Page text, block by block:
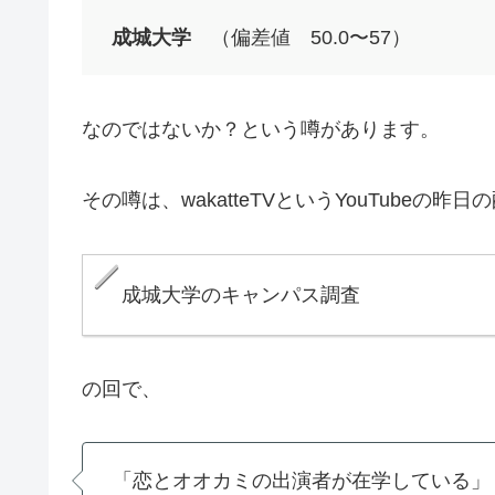
成城大学 （偏差値 50.0〜57）
なのではないか？という噂があります。
その噂は、wakatteTVというYouTubeの昨日の
成城大学のキャンパス調査
の回で、
「恋とオオカミの出演者が在学している」